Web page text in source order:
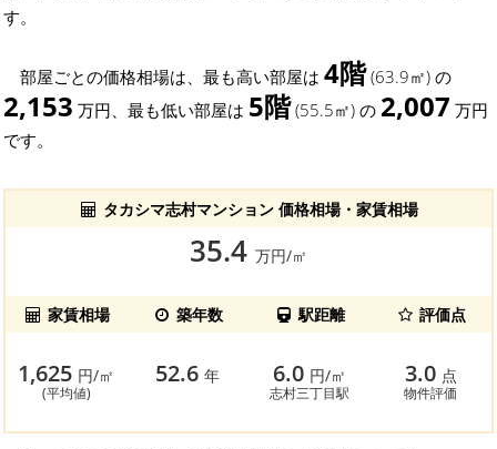
す。
部屋ごとの価格相場は、最も高い部屋は 4階(63.9㎡) の
2,153 万円、最も低い部屋は 5階(55.5㎡) の 2,007 万円
です。
タカシマ志村マンション 価格相場・家賃相場
35.4 万円/㎡
家賃相場 築年数 駅距離 評価点
1,625 円/㎡
(平均値)
52.6年 6.0 円/㎡
志村三丁目駅
3.0 点
物件評価